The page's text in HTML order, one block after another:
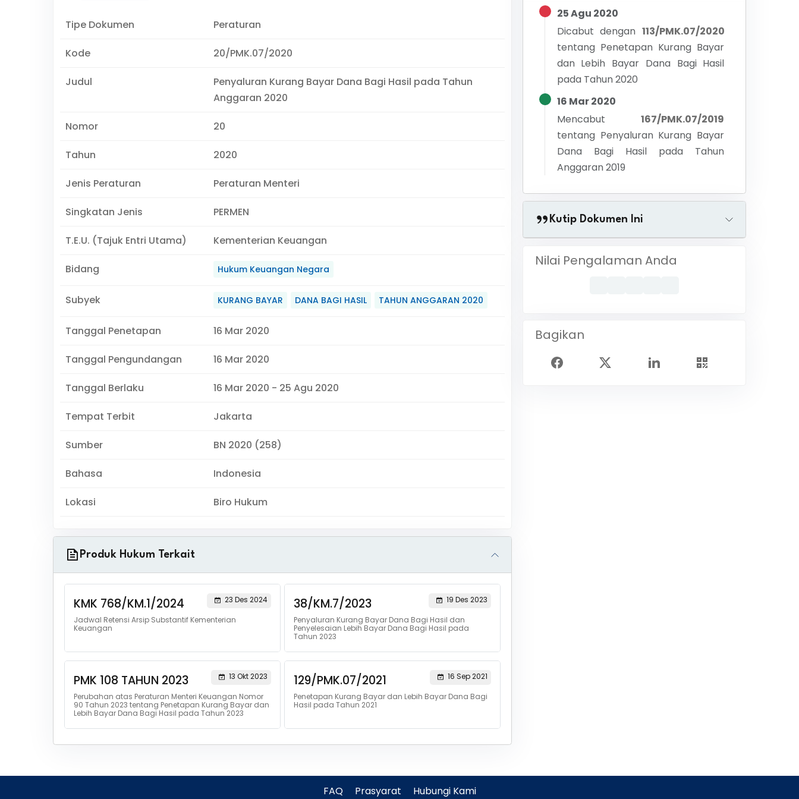
Tipe Dokumen Peraturan
Kode 20/PMK.07/2020
Judul
Penyaluran Kurang Bayar Dana Bagi Hasil pada Tahun
Anggaran 2020
Nomor 20
Tahun 2020
Jenis Peraturan Peraturan Menteri
Singkatan Jenis PERMEN
T.E.U. (Tajuk Entri Utama) Kementerian Keuangan
Bidang Hukum Keuangan Negara
Subyek KURANG BAYAR DANA BAGI HASIL TAHUN ANGGARAN 2020
Tanggal Penetapan 16 Mar 2020
Tanggal Pengundangan 16 Mar 2020
Tanggal Berlaku 16 Mar 2020 - 25 Agu 2020
Tempat Terbit Jakarta
Sumber BN 2020 (258)
Bahasa Indonesia
Lokasi Biro Hukum
Produk Hukum Terkait
KMK 768/KM.1/2024
23 Des 2024
Jadwal Retensi Arsip Substantif Kementerian
Keuangan
38/KM.7/2023
19 Des 2023
Penyaluran Kurang Bayar Dana Bagi Hasil dan
Penyelesaian Lebih Bayar Dana Bagi Hasil pada
Tahun 2023
PMK 108 TAHUN 2023
13 Okt 2023
Perubahan atas Peraturan Menteri Keuangan Nomor
90 Tahun 2023 tentang Penetapan Kurang Bayar dan
Lebih Bayar Dana Bagi Hasil pada Tahun 2023
129/PMK.07/2021
16 Sep 2021
Penetapan Kurang Bayar dan Lebih Bayar Dana Bagi
Hasil pada Tahun 2021
25 Agu 2020
Dicabut dengan 113/PMK.07/2020
tentang Penetapan Kurang Bayar
dan Lebih Bayar Dana Bagi Hasil
pada Tahun 2020
16 Mar 2020
Mencabut
167/PMK.07/2019
tentang Penyaluran Kurang Bayar
Dana Bagi Hasil pada Tahun
Anggaran 2019
Kutip Dokumen Ini
Nilai Pengalaman Anda
Bagikan
FAQ Prasyarat Hubungi Kami